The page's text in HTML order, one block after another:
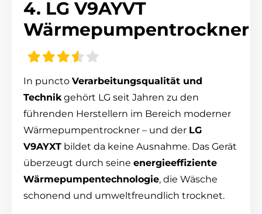
4. LG V9AYVT
Wärmepumpentrockner
In puncto Verarbeitungsqualität und
Technikgehört LG seit Jahren zu den
führenden Herstellern im Bereich moderner
Wärmepumpentrockner – und der LG
V9AYXT bildet da keine Ausnahme. Das Gerät
überzeugt durch seine energieeffiziente
Wärmepumpentechnologie, die Wäsche
schonend und umweltfreundlich trocknet.